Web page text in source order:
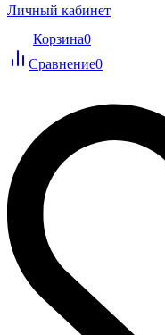
Личный кабинет
Корзина0
Сравнение0